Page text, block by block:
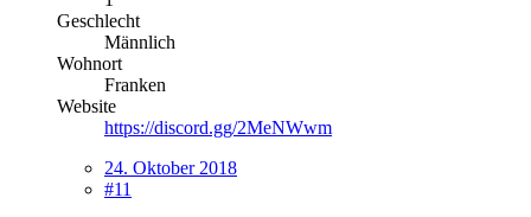
Geschlecht
Männlich
Wohnort
Franken
Website
https://discord.gg/2MeNWwm
24. Oktober 2018
#11